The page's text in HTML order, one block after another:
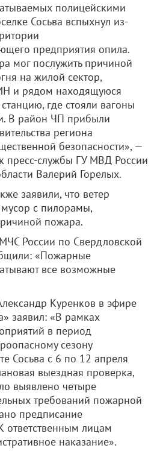
полицейскими
Сосьва вспыхнул из-
предприятия опила.
мог послужить причиной
на жилой сектор,
и рядом находящуюся
где стояли вагоны
В район ЧП прибыли
региона
безопасности», —
пресс-службы ГУ МВД России
Валерий Горелых.
заявили, что ветер
с пилорамы,
пожара.
России по Свердловской
«Пожарные
все возможные
Куренков в эфире
заявил: «В рамках
в период
сезону
Сосьва с 6 по 12 апреля
выездная проверка,
выявлено четыре
требований пожарной
предписание
ответственным лицам
наказание».